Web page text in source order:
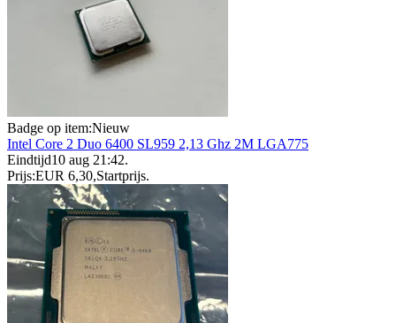
Badge op item:Nieuw
Intel Core 2 Duo 6400 SL959 2,13 Ghz 2M LGA775
Eindtijd10 aug 21:42.
Prijs:EUR 6,30,Startprijs.